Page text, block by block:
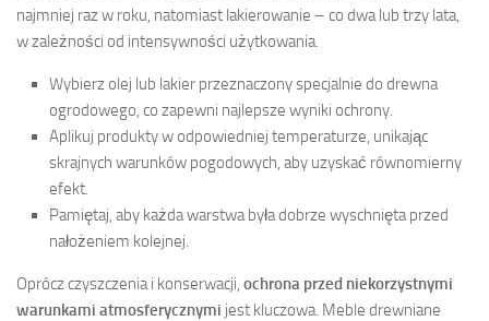
najmniej raz w roku, natomiast lakierowanie – co dwa lub trzy lata,
w zależności od intensywności użytkowania.
Wybierz olej lub lakier przeznaczony specjalnie do drewna
ogrodowego, co zapewni najlepsze wyniki ochrony.
Aplikuj produkty w odpowiedniej temperaturze, unikając
skrajnych warunków pogodowych, aby uzyskać równomierny
efekt.
Pamiętaj, aby każda warstwa była dobrze wyschnięta przed
nałożeniem kolejnej.
Oprócz czyszczenia i konserwacji, ochrona przed niekorzystnymi
warunkami atmosferycznymi jest kluczowa. Meble drewniane